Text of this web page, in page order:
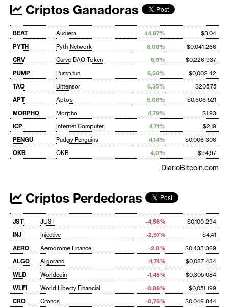
Criptos Ganadoras
BEAT Audiera 44,87%
$3,04
PYTH
Pyth Network 8,08%
$0,041 266
CRV
Curve DAO Token 6,9%
$0,226 937
PUMP
Pump.fun 6,56%
$0,002 42
TAO
Bittensor 6,35%
$205,75
APT
Aptos 5,06%
$0,606 521
MORPHO
Morpho 4,79%
$1,93
ICP
Internet Computer 4,71%
$2,19
PENGU
Pudgy Penguins 4,14%
$0,006 306
OKB
OKB 4,0% $94,97
DiarioBitcoin.com
Criptos Perdedoras
JST JUST -4,56%
$0,100 294
INJ
Injective -2,97%
$4,41
AERO
Aerodrome Finance -2,0%
$0,433 369
ALGO
Algorand -1,74%
$0,087 434
WLD
Worldcoin -1,45%
$0,305 084
WLFI
World Liberty Financial -0,88%
$0,051 199
CRO
Cronos -0,76%
$0,049 844